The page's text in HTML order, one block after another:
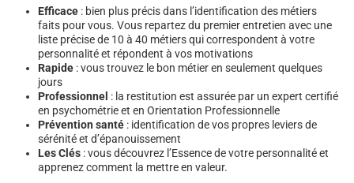
Efficace : bien plus précis dans l’identification des métiers
faits pour vous. Vous repartez du premier entretien avec une
liste précise de 10 à 40 métiers qui correspondent à votre
personnalité et répondent à vos motivations
Rapide : vous trouvez le bon métier en seulement quelques
jours
Professionnel : la restitution est assurée par un expert certifié
en psychométrie et en Orientation Professionnelle
Prévention santé : identification de vos propres leviers de
sérénité et d’épanouissement
Les Clés : vous découvrez l’Essence de votre personnalité et
apprenez comment la mettre en valeur.